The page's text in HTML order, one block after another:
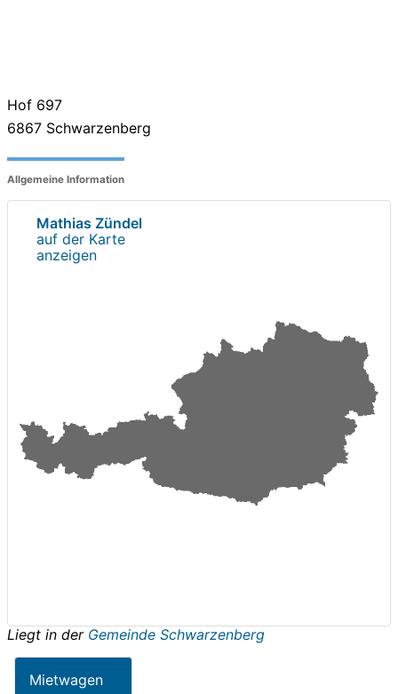
Hof 697
6867 Schwarzenberg
Allgemeine Information
Mathias Zündel
auf der Karte
anzeigen
Liegt in der Gemeinde Schwarzenberg
Mietwagen